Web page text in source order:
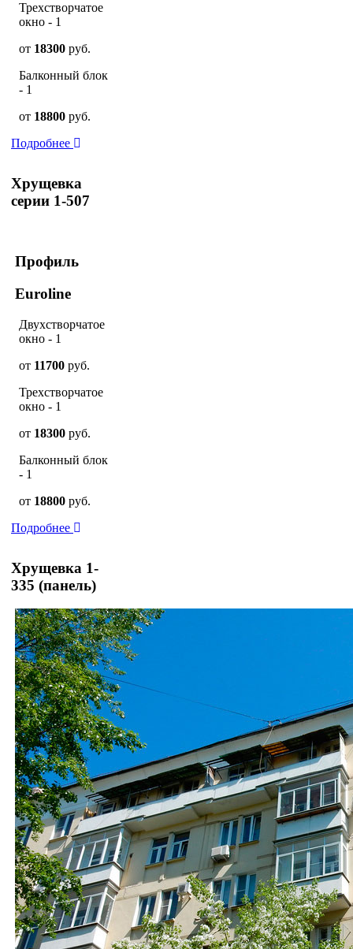
Трехстворчатое
окно - 1
от 18300 руб.
Балконный блок
- 1
от 18800 руб.
Подробнее
Хрущевка
серии 1-507
Профиль
Euroline
Двухстворчатое
окно - 1
от 11700 руб.
Трехстворчатое
окно - 1
от 18300 руб.
Балконный блок
- 1
от 18800 руб.
Подробнее
Хрущевка 1-
335 (панель)